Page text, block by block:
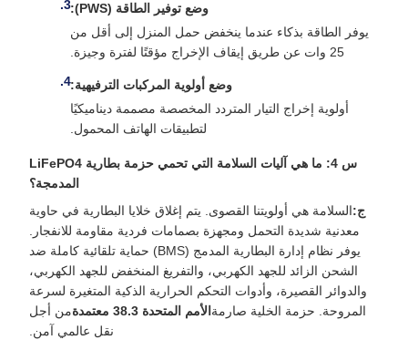
وضع توفير الطاقة (PWS):
يوفر الطاقة بذكاء عندما ينخفض ​​حمل المنزل إلى أقل من
25 وات عن طريق إيقاف الإخراج مؤقتًا لفترة وجيزة.
وضع أولوية المركبات الترفيهية:
أولوية إخراج التيار المتردد المخصصة مصممة ديناميكيًا
لتطبيقات الهاتف المحمول.
س 4: ما هي آليات السلامة التي تحمي حزمة بطارية LiFePO4
المدمجة؟
ج:السلامة هي أولويتنا القصوى. يتم إغلاق خلايا البطارية في حاوية
معدنية شديدة التحمل ومجهزة بصمامات فردية مقاومة للانفجار.
يوفر نظام إدارة البطارية المدمج (BMS) حماية تلقائية كاملة ضد
الشحن الزائد للجهد الكهربي، والتفريغ المنخفض للجهد الكهربي،
والدوائر القصيرة، وأدوات التحكم الحرارية الذكية المتغيرة لسرعة
المروحة. حزمة الخلية صارمة الأمم المتحدة 38.3 معتمدة
من أجل
نقل عالمي آمن.